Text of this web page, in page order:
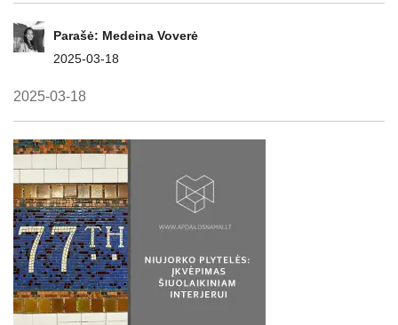
Parašė: Medeina Voverė
2025-03-18
2025-03-18